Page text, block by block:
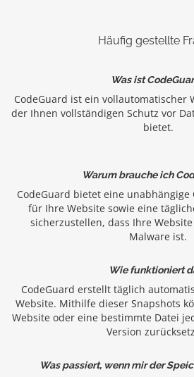
Häufig gestellte
Was ist
CodeGuard ist ein vollautomatischer
der Ihnen vollständigen Schutz vor
bietet.
Warum brauche ich
CodeGuard bietet eine unabhängige
für Ihre Website sowie eine
sicherzustellen, dass Ihre
Malware ist.
Wie funktioniert
CodeGuard erstellt täglich
Website. Mithilfe dieser Snapshots
Website oder eine bestimmte Datei
Version
Was passiert, wenn mir der